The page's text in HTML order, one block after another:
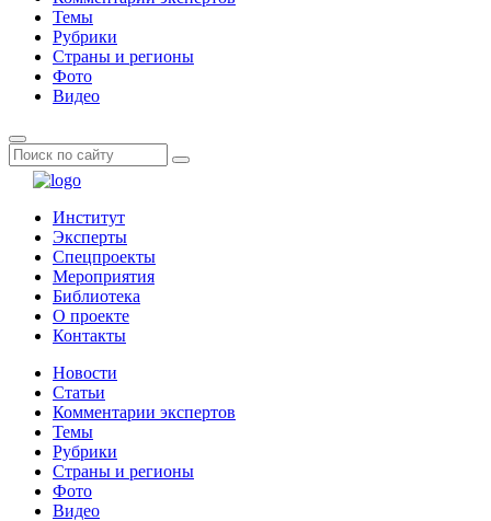
Темы
Рубрики
Страны и регионы
Фото
Видео
Институт
Эксперты
Спецпроекты
Мероприятия
Библиотека
О проекте
Контакты
Новости
Статьи
Комментарии экспертов
Темы
Рубрики
Страны и регионы
Фото
Видео